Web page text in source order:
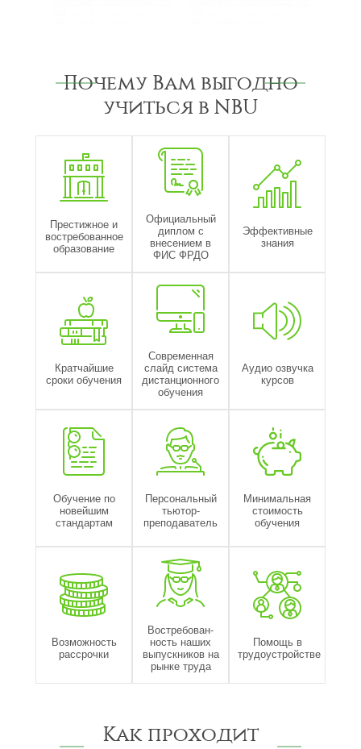
Почему Вам выгодно
учиться в NBU
Престижное и
востребованное
образование
Официальный
диплом с
внесением в
ФИС ФРДО
Эффективные
знания
Кратчайшие
сроки обучения
Современная
слайд система
дистанционного
обучения
Аудио озвучка
курсов
Обучение по
новейшим
стандартам
Персональный
тьютор-
преподаватель
Минимальная
стоимость
обучения
Возможность
рассрочки
Востребован-
ность наших
выпускников на
рынке труда
Помощь в
трудоустройстве
Как проходит